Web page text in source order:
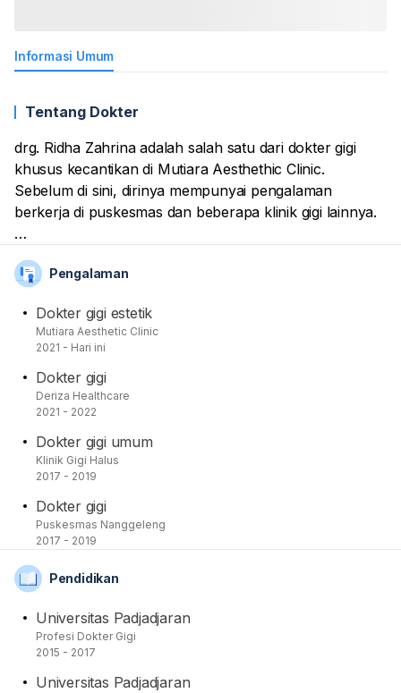
Informasi Umum
Tentang Dokter
drg. Ridha Zahrina adalah salah satu dari dokter gigi
khusus kecantikan di Mutiara Aesthethic Clinic.
Sebelum di sini, dirinya mempunyai pengalaman
berkerja di puskesmas dan beberapa klinik gigi lainnya.
Sebelum berkarier, dirinya menimba ilmu kedokteran
gigi dari Universitas Padjadjaran. Dia sudah
salah satu Universitas ternama di Jawa Barat tersebut.
Beliau tertarik pada bidang estetik kedokteran gigi,
berpengalaman mengerjakan berbagai kasus. Contoh
karang gigi, crown gigi, hingga veneer, dan bleaching.
Saat ini namanya terdaftar juga di dalam Persatuan
Pengalaman
Dokter gigi estetik
Mutiara Aesthetic Clinic
2021 - Hari ini
Dokter gigi
Deriza Healthcare
2021 - 2022
Dokter gigi umum
Klinik Gigi Halus
2017 - 2019
Dokter gigi
Puskesmas Nanggeleng
2017 - 2019
Pendidikan
Universitas Padjadjaran
Profesi Dokter Gigi
2015 - 2017
Universitas Padjadjaran